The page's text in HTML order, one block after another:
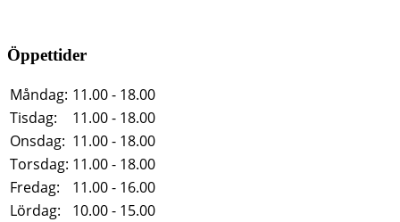
Öppettider
Måndag: 11.00 - 18.00
Tisdag:
11.00 - 18.00
Onsdag: 11.00 - 18.00
Torsdag: 11.00 - 18.00
Fredag:
11.00 - 16.00
Lördag:
10.00 - 15.00